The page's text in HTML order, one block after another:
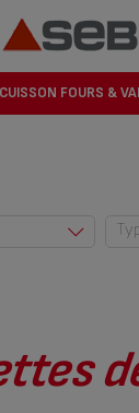
CUISSON FOURS &
(83)